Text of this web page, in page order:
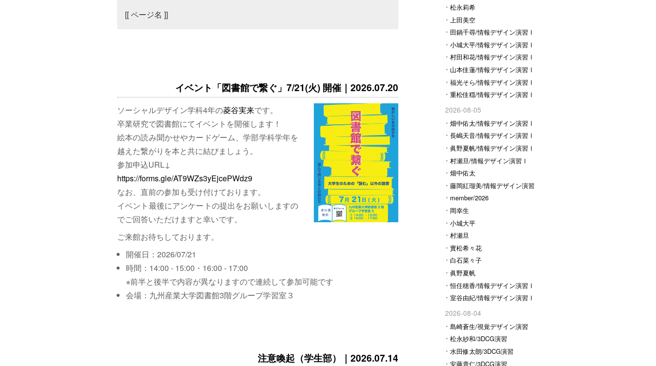
松永莉希
上田美空
田鍋千尋/情報デザイン演習Ⅰ
小城大平/情報デザイン演習Ⅰ
村田和花/情報デザイン演習Ⅰ
山本佳蓮/情報デザイン演習Ⅰ
福光そら/情報デザイン演習Ⅰ
重松佳穏/情報デザイン演習Ⅰ
2026-08-05
畑中佑太/情報デザイン演習Ⅰ
長嶋天音/情報デザイン演習Ⅰ
眞野夏帆/情報デザイン演習Ⅰ
村瀬旦/情報デザイン演習Ⅰ
畑中佑太
藤岡紅瑠美/情報デザイン演習
Ⅰ member/2026
岡幸生
小城大平
村瀬旦
實松希々花
白石菜々子
眞野夏帆
恒任穂香/情報デザイン演習Ⅰ
室谷由紀/情報デザイン演習Ⅰ
2026-08-04
島崎蒼生/視覚デザイン演習
松永紗和/3DCG演習
水田修太朗/3DCG演習
安藤貴仁/3DCG演習
[[ ページ名 ]]
イベント「図書館で繋ぐ」7/21(火) 開催｜2026.07.20
ソーシャルデザイン学科4年の菱谷実来です。
卒業研究で図書館にてイベントを開催します！
絵本の読み聞かせやカードゲーム、学部学科学年を
越えた繋がりを本と共に結びましょう。
参加申込URL↓
https://forms.gle/AT9WZs3yEjcePWdz9
なお、直前の参加も受け付けております。
イベント最後にアンケートの提出をお願いしますの
でご回答いただけますと幸いです。
ご来館お待ちしております。
開催日：2026/07/21
時間：14:00 - 15:00・16:00 - 17:00
※前半と後半で内容が異なりますので連続して参加可能です
会場：九州産業大学図書館3階グループ学習室３
注意喚起（学生部）｜2026.07.14